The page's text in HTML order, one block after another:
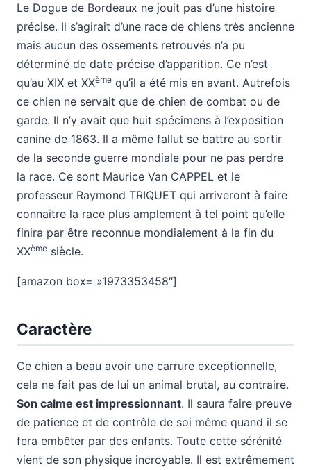
Le Dogue de Bordeaux ne jouit pas d’une histoire
précise. Il s’agirait d’une race de chiens très ancienne
mais aucun des ossements retrouvés n’a pu
déterminé de date précise d’apparition. Ce n’est
qu’au XIX et XXème qu’il a été mis en avant. Autrefois
ce chien ne servait que de chien de combat ou de
garde. Il n’y avait que huit spécimens à l’exposition
canine de 1863. Il a même fallut se battre au sortir
de la seconde guerre mondiale pour ne pas perdre
la race. Ce sont Maurice Van CAPPEL et le
professeur Raymond TRIQUET qui arriveront à faire
connaître la race plus amplement à tel point qu’elle
finira par être reconnue mondialement à la fin du
XXème siècle.
[amazon box= »1973353458″]
Caractère
Ce chien a beau avoir une carrure exceptionnelle,
cela ne fait pas de lui un animal brutal, au contraire.
Son calme est impressionnant. Il saura faire preuve
de patience et de contrôle de soi même quand il se
fera embêter par des enfants. Toute cette sérénité
vient de son physique incroyable. Il est extrêmement